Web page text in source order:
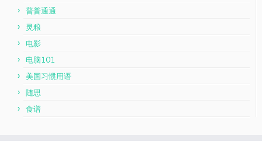
普普通通
灵粮
电影
电脑101
美国习惯用语
随思
食谱